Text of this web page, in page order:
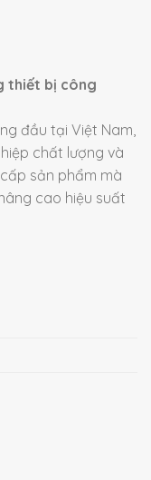
thiết bị công
đầu tại Việt Nam,
chất lượng và
sản phẩm mà
cao hiệu suất